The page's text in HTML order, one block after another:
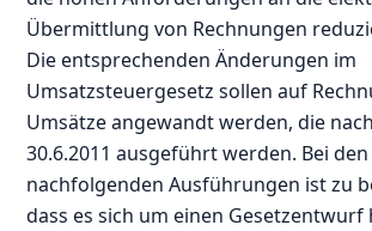
Übermittlung von Rechnungen
Die entsprechenden Änderungen im
Umsatzsteuergesetz sollen auf
Umsätze angewandt werden, die
30.6.2011 ausgeführt werden. Bei den
nachfolgenden Ausführungen ist zu
dass es sich um einen Gesetzentwurf